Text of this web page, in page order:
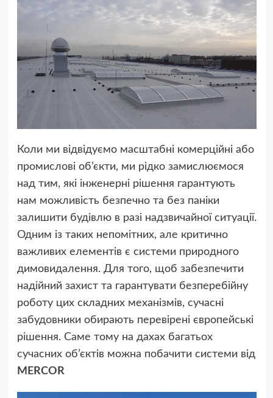
Коли ми відвідуємо масштабні комерційні або
промислові об’єкти, ми рідко замислюємося
над тим, які інженерні рішення гарантують
нам можливість безпечно та без паніки
залишити будівлю в разі надзвичайної ситуації.
Одним із таких непомітних, але критично
важливих елементів є системи природного
димовидалення. Для того, щоб забезпечити
надійний захист та гарантувати безперебійну
роботу цих складних механізмів, сучасні
забудовники обирають перевірені європейські
рішення. Саме тому на дахах багатьох
сучасних об’єктів можна побачити системи від
MERCOR